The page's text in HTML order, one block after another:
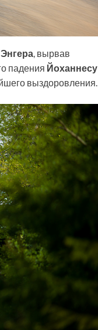
, вырвав
падения Йоханнесу
выздоровления.